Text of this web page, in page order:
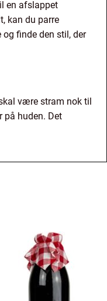
en afslappet
kan du parre
finde den stil, der
være stram nok til
på huden. Det